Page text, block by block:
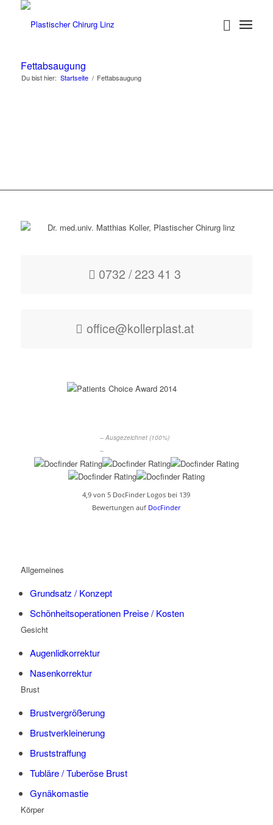
Fettabsaugung
Du bist hier: Startseite / Fettabsaugung
0732 / 223 41 3
office@kollerplast.at
– Ausgezeichnet (100%)
–
4,9 von 5 DocFinder Logos bei 139
Bewertungen auf DocFinder
Allgemeines
Grundsatz / Konzept
Schönheitsoperationen Preise / Kosten
Gesicht
Augenlidkorrektur
Nasenkorrektur
Brust
Brustvergrößerung
Brustverkleinerung
Bruststraffung
Tubläre / Tuberöse Brust
Gynäkomastie
Körper